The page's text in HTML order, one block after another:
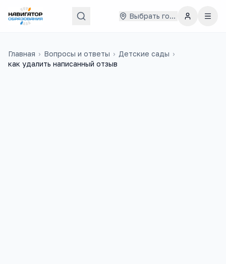
Выбрать город
Главная › Вопросы и ответы › Детские сады ›
как удалить написанный отзыв